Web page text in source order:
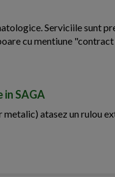
Serviciile sunt
cu mentiune
SAGA
atasez un rulou